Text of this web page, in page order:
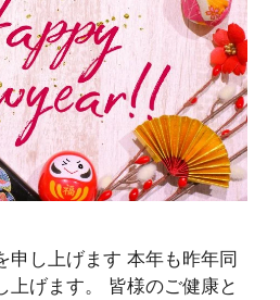
申し上げます 本年も昨年同
上げます。 皆様のご健康と